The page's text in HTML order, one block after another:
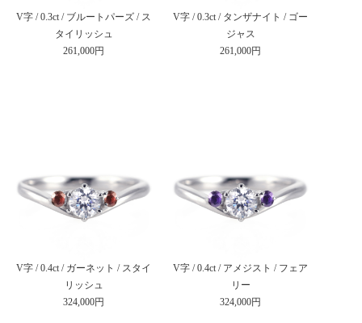
V字 / 0.3ct / ブルートパーズ / ス
タイリッシュ
261,000円
V字 / 0.3ct / タンザナイト / ゴー
ジャス
261,000円
V字 / 0.4ct / ガーネット / スタイ
リッシュ
324,000円
V字 / 0.4ct / アメジスト / フェア
リー
324,000円